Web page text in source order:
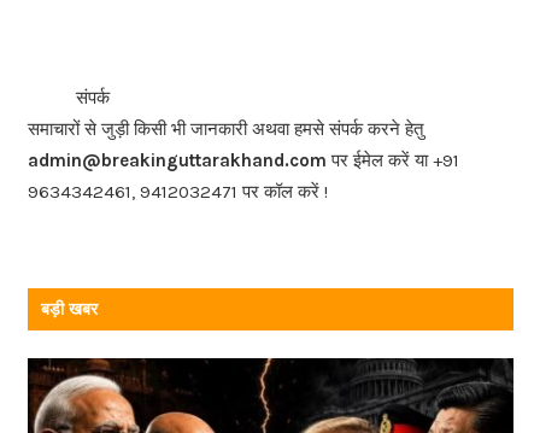
b
o
o
k
संपर्क
समाचारों से जुड़ी किसी भी जानकारी अथवा हमसे संपर्क करने हेतु
admin@breakinguttarakhand.com पर ईमेल करें या +91
9634342461, 9412032471 पर कॉल करें !
बड़ी खबर